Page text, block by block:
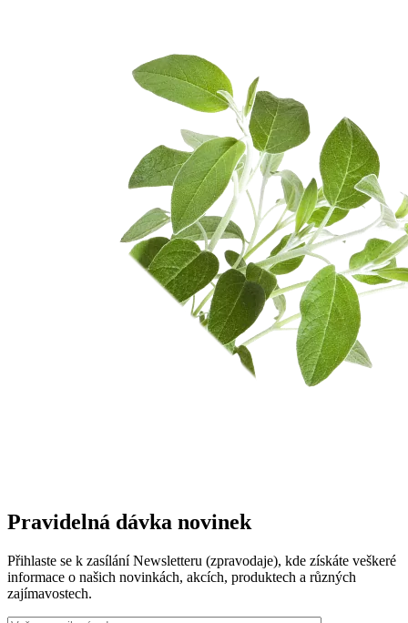
Pravidelná dávka novinek
Přihlaste se k zasílání Newsletteru (zpravodaje), kde získáte veškeré
informace o našich novinkách, akcích, produktech a různých
zajímavostech.